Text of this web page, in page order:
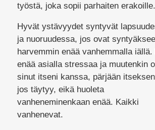
työstä, joka sopii parhaiten erakoille.
Hyvät ystävyydet syntyvät
ja nuoruudessa, jos ovat
harvemmin enää vanhemmalla iällä.
enää asialla stressaa ja muutenkin
sinut itseni kanssa, pärjään
jos täytyy, eikä huoleta
vanheneminenkaan enää. Kaikki
vanhenevat.